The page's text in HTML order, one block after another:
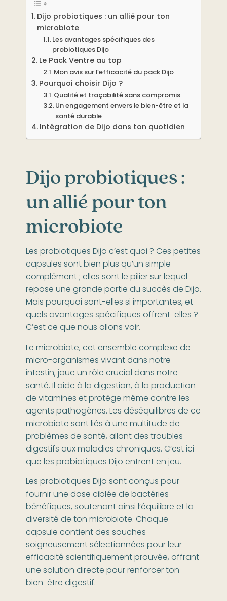
Dijo probiotiques : un allié pour ton
microbiote
Les avantages spécifiques des
probiotiques Dijo
Le Pack Ventre au top
Mon avis sur l’efficacité du pack Dijo
Pourquoi choisir Dijo ?
Qualité et traçabilité sans compromis
Un engagement envers le bien-être et la
santé durable
Intégration de Dijo dans ton quotidien
Dijo probiotiques :
un allié pour ton
microbiote
Les probiotiques Dijo c’est quoi ? Ces petites
capsules sont bien plus qu’un simple
complément ; elles sont le pilier sur lequel
repose une grande partie du succès de Dijo.
Mais pourquoi sont-elles si importantes, et
quels avantages spécifiques offrent-elles ?
C’est ce que nous allons voir.
Le microbiote, cet ensemble complexe de
micro-organismes vivant dans notre
intestin, joue un rôle crucial dans notre
santé. Il aide à la digestion, à la production
de vitamines et protège même contre les
agents pathogènes. Les déséquilibres de ce
microbiote sont liés à une multitude de
problèmes de santé, allant des troubles
digestifs aux maladies chroniques. C’est ici
que les probiotiques Dijo entrent en jeu.
Les probiotiques Dijo sont conçus pour
fournir une dose ciblée de bactéries
bénéfiques, soutenant ainsi l’équilibre et la
diversité de ton microbiote. Chaque
capsule contient des souches
soigneusement sélectionnées pour leur
efficacité scientifiquement prouvée, offrant
une solution directe pour renforcer ton
bien-être digestif.